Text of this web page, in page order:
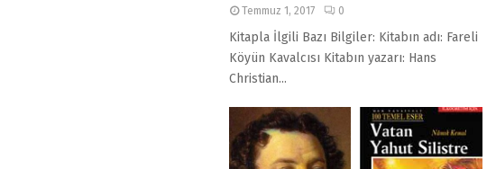
Temmuz 1, 2017 0
Kitapla İlgili Bazı Bilgiler: Kitabın adı: Fareli
Köyün Kavalcısı Kitabın yazarı: Hans
Christian...